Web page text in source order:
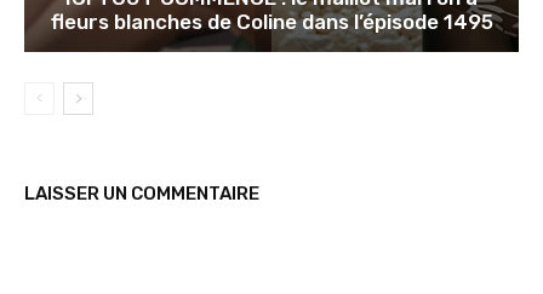
fleurs blanches de Coline dans l’épisode 1495
LAISSER UN COMMENTAIRE